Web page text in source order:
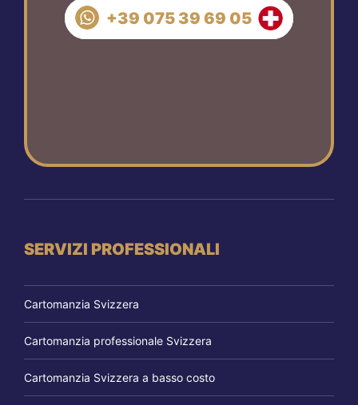
+39 075 39 69 05
SERVIZI PROFESSIONALI
Cartomanzia Svizzera
Cartomanzia professionale Svizzera
Cartomanzia Svizzera a basso costo